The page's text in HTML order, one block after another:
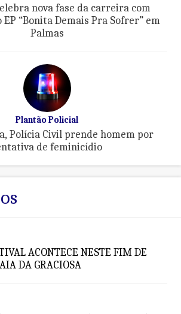
nova fase da carreira com
“Bonita Demais Pra Sofrer” em
Palmas
Plantão Policial
Polícia Civil prende homem por
de feminicídio
ACONTECE NESTE FIM DE
DA GRACIOSA